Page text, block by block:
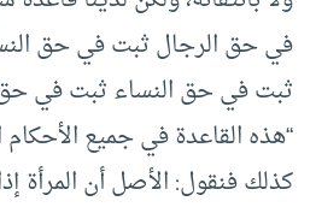
في حق الرجال ثبت في حق
ثبت في حق النساء ثبت في حق
“هذه القاعدة في جميع الأحكام
كذلك فنقول: الأصل أن المرأة